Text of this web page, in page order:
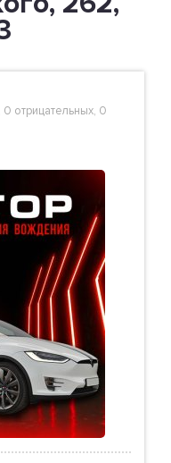
0 отрицательных, 0